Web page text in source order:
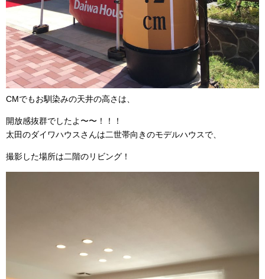
CMでもお馴染みの天井の高さは、
開放感抜群でしたよ〜〜！！！
太田のダイワハウスさんは二世帯向きのモデルハウスで、
撮影した場所は二階のリビング！